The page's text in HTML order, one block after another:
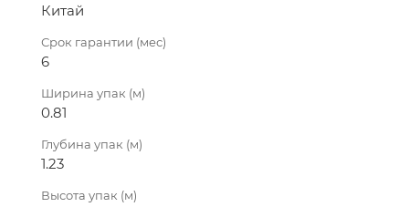
Китай
Срок гарантии (мес)
6
Ширина упак (м)
0.81
Глубина упак (м)
1.23
Высота упак (м)